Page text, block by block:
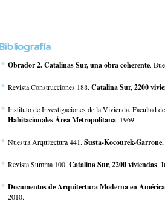
Obrador 2. Catalinas Sur, una obra coherente.
Revista Construcciones 188. Catalina Sur, 2200
Instituto de Investigaciones de la Vivienda. Facultad
Habitacionales Área Metropolitana. 1969
Nuestra Arquitectura 441. Susta-Kocourek-
Revista Summa 100. Catalina Sur, 2200 viviendas.
Documentos de Arquitectura Moderna en
2010.